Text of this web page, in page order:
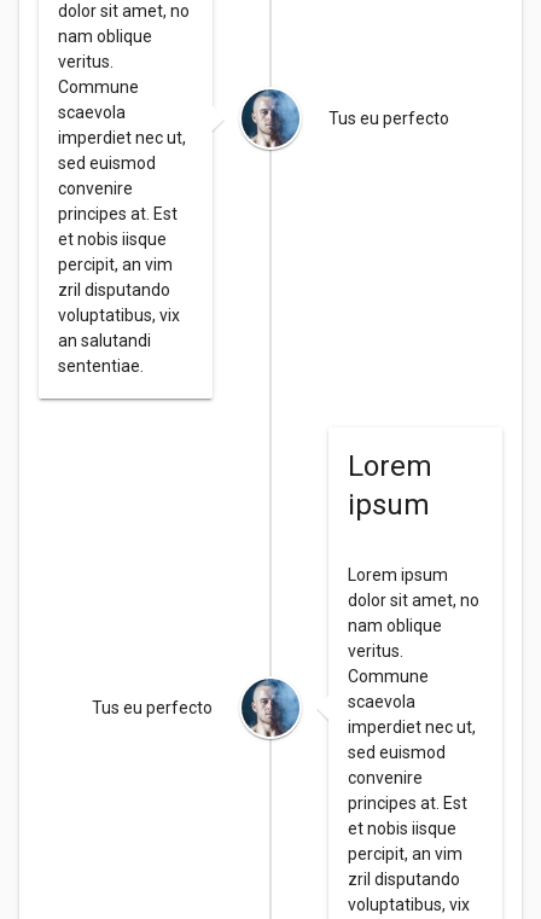
dolor sit amet, no
nam oblique
veritus.
Commune
scaevola
imperdiet nec ut,
sed euismod
convenire
principes at. Est
et nobis iisque
percipit, an vim
zril disputando
voluptatibus, vix
an salutandi
sententiae.
Tus eu perfecto
Lorem
ipsum
Lorem ipsum
dolor sit amet, no
nam oblique
veritus.
Commune
scaevola
imperdiet nec ut,
sed euismod
convenire
principes at. Est
et nobis iisque
percipit, an vim
zril disputando
voluptatibus, vix
Tus eu perfecto